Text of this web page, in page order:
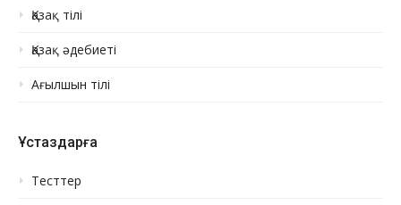
Қазақ тілі
Қазақ әдебиеті
Ағылшын тілі
Ұстаздарға
Тесттер